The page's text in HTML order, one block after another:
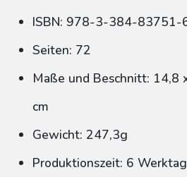
ISBN: 978-3-384-83751-
Seiten: 72
Maße und Beschnitt: 14,8
cm
Gewicht: 247,3g
Produktionszeit: 6